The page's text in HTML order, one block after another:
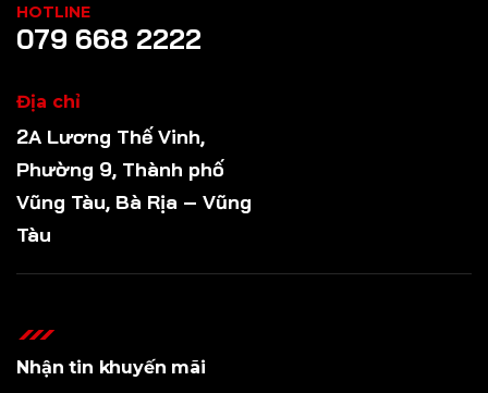
HOTLINE
079 668 2222
Địa chỉ
2A Lương Thế Vinh,
Phường 9, Thành phố
Vũng Tàu, Bà Rịa – Vũng
Tàu
Nhận tin khuyến mãi